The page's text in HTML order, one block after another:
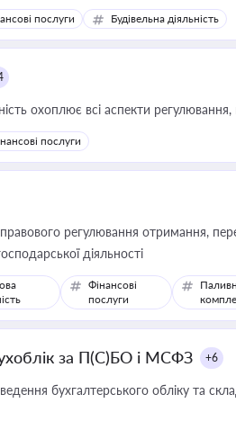
для власника бізнесу, керівника,
майна, корпоративних угод і
послуги Будівельна діяльність
охоплює всі аспекти
послуги
регулювання отримання,
діяльності
Фінансові
послуги
за П(С)БО і МСФЗ +6
бухгалтерського обліку та